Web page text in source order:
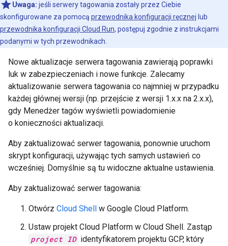
Uwaga: jeśli serwery tagowania zostały przez Ciebie
skonfigurowane za pomocą przewodnika konfiguracji ręcznej lub
przewodnika konfiguracji Cloud Run, postępuj zgodnie z instrukcjami
podanymi w tych przewodnikach.
Nowe aktualizacje serwera tagowania zawierają poprawki
luk w zabezpieczeniach i nowe funkcje. Zalecamy
aktualizowanie serwera tagowania co najmniej w przypadku
każdej głównej wersji (np. przejście z wersji 1.x.x na 2.x.x),
gdy Menedżer tagów wyświetli powiadomienie
o konieczności aktualizacji.
Aby zaktualizować serwer tagowania, ponownie uruchom
skrypt konfiguracji, używając tych samych ustawień co
wcześniej. Domyślnie są tu widoczne aktualne ustawienia.
Aby zaktualizować serwer tagowania:
Otwórz Cloud Shell
w Google Cloud Platform.
Ustaw projekt Cloud Platform w Cloud Shell. Zastąp
project ID identyfikatorem projektu GCP, który